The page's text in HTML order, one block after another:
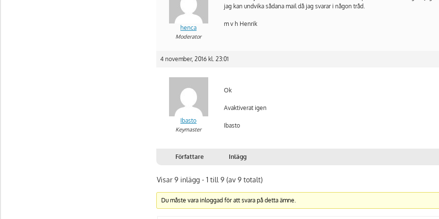
henca
Moderator
jag kan undvika sådana mail då jag svarar i någon tråd.
m v h Henrik
4 november, 2016 kl. 23:01
Ibasto
Keymaster
Ok
Avaktiverat igen
Ibasto
Författare Inlägg
Visar 9 inlägg - 1 till 9 (av 9 totalt)
Du måste vara inloggad för att svara på detta ämne.